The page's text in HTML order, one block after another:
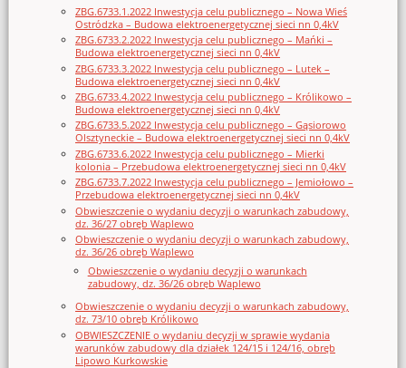
ZBG.6733.1.2022 Inwestycja celu publicznego – Nowa Wieś
Ostródzka – Budowa elektroenergetycznej sieci nn 0,4kV
ZBG.6733.2.2022 Inwestycja celu publicznego – Mańki –
Budowa elektroenergetycznej sieci nn 0,4kV
ZBG.6733.3.2022 Inwestycja celu publicznego – Lutek –
Budowa elektroenergetycznej sieci nn 0,4kV
ZBG.6733.4.2022 Inwestycja celu publicznego – Królikowo –
Budowa elektroenergetycznej sieci nn 0,4kV
ZBG.6733.5.2022 Inwestycja celu publicznego – Gąsiorowo
Olsztyneckie – Budowa elektroenergetycznej sieci nn 0,4kV
ZBG.6733.6.2022 Inwestycja celu publicznego – Mierki
kolonia – Przebudowa elektroenergetycznej sieci nn 0,4kV
ZBG.6733.7.2022 Inwestycja celu publicznego – Jemiołowo –
Przebudowa elektroenergetycznej sieci nn 0,4kV
Obwieszczenie o wydaniu decyzji o warunkach zabudowy,
dz. 36/27 obręb Waplewo
Obwieszczenie o wydaniu decyzji o warunkach zabudowy,
dz. 36/26 obręb Waplewo
Obwieszczenie o wydaniu decyzji o warunkach
zabudowy, dz. 36/26 obręb Waplewo
Obwieszczenie o wydaniu decyzji o warunkach zabudowy,
dz. 73/10 obręb Królikowo
OBWIESZCZENIE o wydaniu decyzji w sprawie wydania
warunków zabudowy dla działek 124/15 i 124/16, obręb
Lipowo Kurkowskie